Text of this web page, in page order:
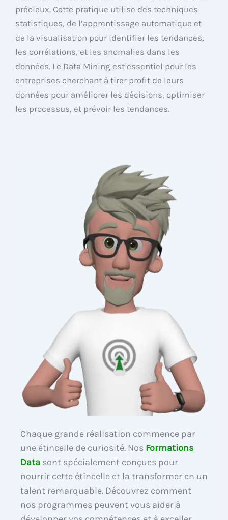
précieux. Cette pratique utilise des techniques
statistiques, de l’apprentissage automatique et
de la visualisation pour identifier les tendances,
les corrélations, et les anomalies dans les
données. Le Data Mining est essentiel pour les
entreprises cherchant à tirer profit de leurs
données pour améliorer les décisions, optimiser
les processus, et prévoir les tendances.
Chaque grande réalisation commence par
une étincelle de curiosité. Nos Formations
Data sont spécialement conçues pour
nourrir cette étincelle et la transformer en un
talent remarquable. Découvrez comment
nos programmes peuvent vous aider à